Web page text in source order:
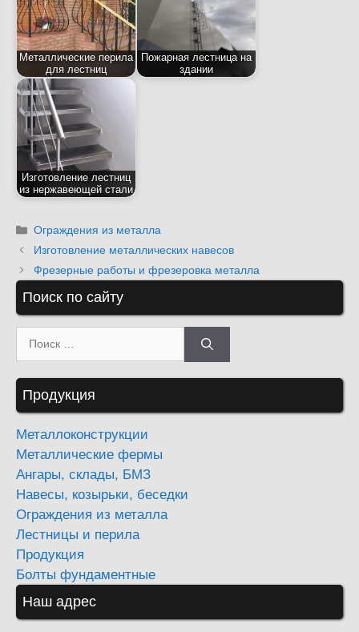
Металлические перила
для лестниц
Пожарная лестница на
здании
Изготовление лестниц
из нержавеющей стали
Рубрики
Ограждения из металла
Изготовление металлических навесов
Фрезерные работы и фрезеровка металла
Поиск по сайту
Поиск:
Продукция
Металлоконструкции
Металлические фермы
Ангары, склады, БМЗ
Навесы, козырьки, беседки
Ограждения из металла
Лестницы и перила
Продукция
Болты фундаментные
Наш адрес